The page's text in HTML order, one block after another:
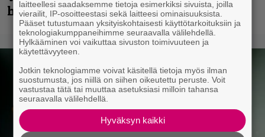
helvetin väsyneenä…”
laitteellesi saadaksemme tietoja esimerkiksi sivuista, joilla
vierailit, IP-osoitteestasi sekä laitteesi ominaisuuksista.
Pääset tutustumaan yksityiskohtaisesti käyttötarkoituksiin ja
teknologiakumppaneihimme seuraavalla välilehdellä.
Hylkääminen voi vaikuttaa sivuston toimivuuteen ja
käytettävyyteen.
Jotkin teknologiamme voivat käsitellä tietoja myös ilman
suostumusta, jos niillä on siihen oikeutettu peruste. Voit
vastustaa tätä tai muuttaa asetuksiasi milloin tahansa
seuraavalla välilehdellä.
Hyväksyn kaikki